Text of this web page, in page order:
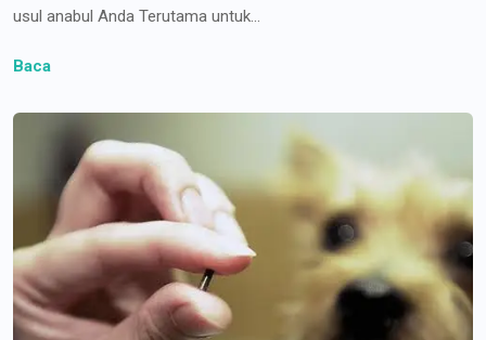
usul anabul Anda Terutama untuk...
Baca